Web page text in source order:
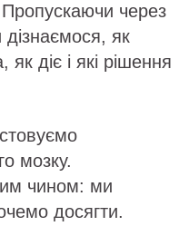
через
дізнаємося, як
діє і які рішення
мозку.
чином: ми
досягти.